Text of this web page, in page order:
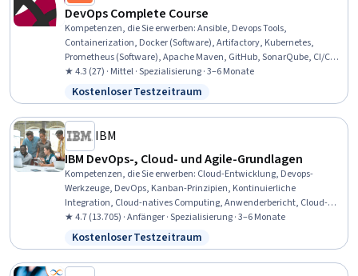
DevOps Complete Course
Kompetenzen, die Sie erwerben:Ansible, Devops Tools,
Containerization, Docker (Software), Artifactory, Kubernetes,
Prometheus (Software), Apache Maven, GitHub, SonarQube, CI/CD,
DevOps, Continuous Integration, Version Control, Application
Deployment, Build Tools, Continuous Deployment, Grafana,
Continuous Delivery, Configuration Management
★ 4.3 (27) · Mittel · Spezialisierung · 3–6 Monate
Status: Kostenloser Testzeitraum
Kostenloser Testzeitraum
IBM
IBM DevOps-, Cloud- und Agile-Grundlagen
Kompetenzen, die Sie erwerben: Cloud-Entwicklung, Devops-
Werkzeuge, DevOps, Kanban-Prinzipien, Kontinuierliche
Integration, Cloud-natives Computing, Anwenderbericht, Cloud-
Bereitstellung, Cloud-Dienste, Scrum (Software-Entwicklung), Agile
Software-Entwicklung, Cloud Computing, Agile Methodik,
Architektur des Cloud Computing, Cloud-Infrastruktur, Rückstände,
Cloud-Plattformen, Cloud-Sicherheit, Sprint-Retrospektiven, CI/CD
★ 4.7 (13.705) · Anfänger · Spezialisierung · 3–6 Monate
Status: Kostenloser Testzeitraum
Kostenloser Testzeitraum